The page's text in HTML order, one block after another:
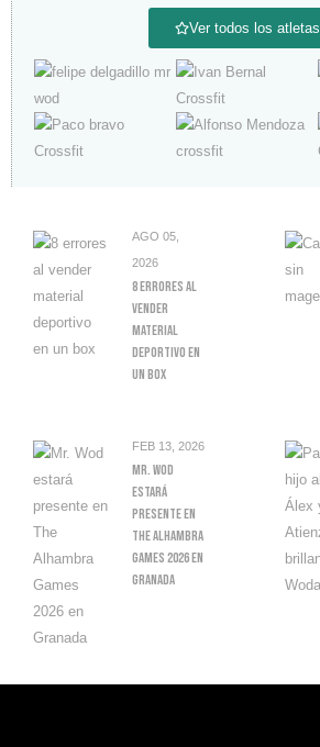
Ver todos los atletas
AGO 05,
2026
8 Errores Al
Vender
Material
Deportivo En
Un Box
FEB 13, 2026
Mr. Wod
Estará
Presente En
The Alhambra
Games 2026 En
Granada